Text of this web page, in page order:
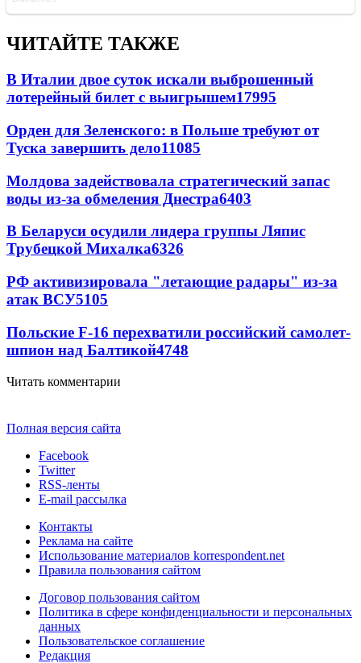
ЧИТАЙТЕ ТАКЖЕ
В Италии двое суток искали выброшенный
лотерейный билет с выигрышем17995
Орден для Зеленского: в Польше требуют от
Туска завершить дело11085
Молдова задействовала стратегический запас
воды из-за обмеления Днестра6403
В Беларуси осудили лидера группы Ляпис
Трубецкой Михалка6326
РФ активизировала "летающие радары" из-за
атак ВСУ5105
Польские F-16 перехватили российский самолет-
шпион над Балтикой4748
Читать комментарии
Полная версия сайта
Facebook
Twitter
RSS-ленты
E-mail рассылка
Контакты
Реклама на сайте
Использование материалов korrespondent.net
Правила пользования сайтом
Договор пользования сайтом
Политика в сфере конфиденциальности и персональных
данных
Пользовательское соглашение
Редакция